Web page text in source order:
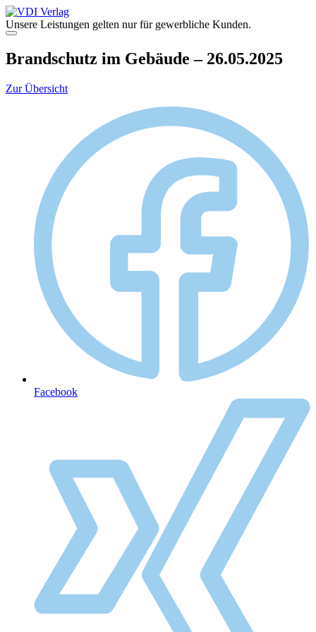
Zum
Inhalt
springen
Unsere Leistungen gelten nur für gewerbliche Kunden.
Menü
Brandschutz im Gebäude – 26.05.2025
Zur Übersicht
Facebook